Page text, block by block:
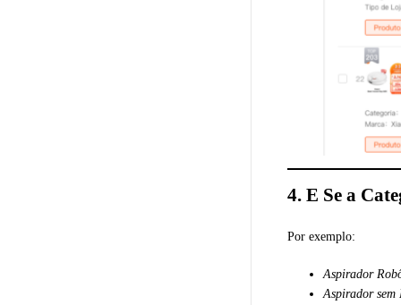
4. E Se a
Por exemplo:
Aspirador
Aspirador sem